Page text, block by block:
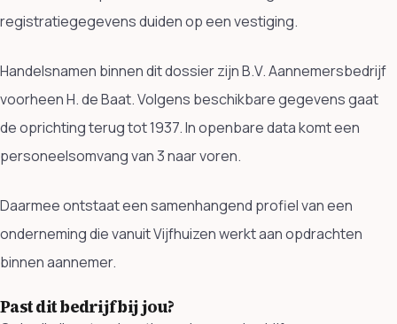
registratiegegevens duiden op een vestiging.
Handelsnamen binnen dit dossier zijn B.V. Aannemersbedrijf
voorheen H. de Baat. Volgens beschikbare gegevens gaat
de oprichting terug tot 1937. In openbare data komt een
personeelsomvang van 3 naar voren.
Daarmee ontstaat een samenhangend profiel van een
onderneming die vanuit Vijfhuizen werkt aan opdrachten
binnen aannemer.
Past dit bedrijf bij jou?